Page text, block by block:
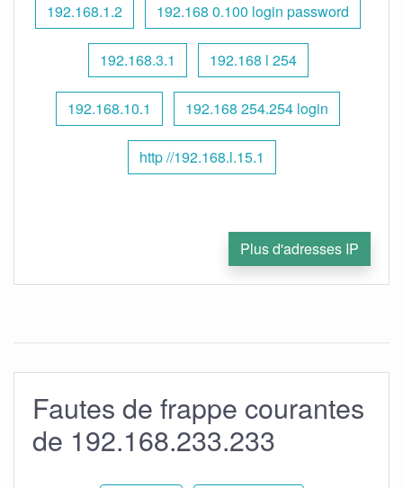
192.168.1.2 192.168 0.100 login password
192.168.3.1 192.168 l 254
192.168.10.1 192.168 254.254 login
http //192.168.l.15.1
Plus d'adresses IP
Fautes de frappe courantes
de 192.168.233.233